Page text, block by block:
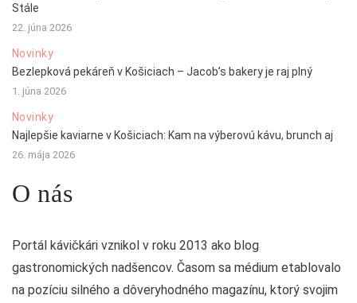
Stále
22. júna 2026
Novinky
Bezlepková pekáreň v Košiciach – Jacob’s bakery je raj plný
1. júna 2026
Novinky
Najlepšie kaviarne v Košiciach: Kam na výberovú kávu, brunch aj
26. mája 2026
O nás
Portál kávičkári vznikol v roku 2013 ako blog
gastronomických nadšencov. Časom sa médium etablovalo
na pozíciu silného a dôveryhodného magazínu, ktorý svojim